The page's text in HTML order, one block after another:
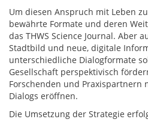
Um diesen Anspruch mit Leben
bewährte Formate und deren
das THWS Science Journal. Aber
Stadtbild und neue, digitale
unterschiedliche Dialogformate
Gesellschaft perspektivisch
Forschenden und Praxispartnern
Dialogs eröffnen.
Die Umsetzung der Strategie